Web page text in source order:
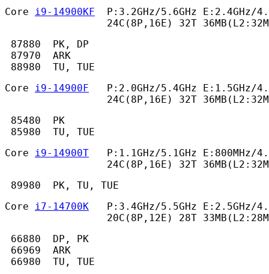
Core i9-14900KF
P:3.2GHz/5.6GHz E:2.4GHz/
24C(8P,16E) 32T
87880  PK, DP
87970  ARK
88980  TU, TUE
Core i9-14900F
P:2.0GHz/5.4GHz E:1.5GHz/
24C(8P,16E) 32T
85480  PK
85980  TU, TUE
Core i9-14900T
P:1.1GHz/5.1GHz E:800MHz/
24C(8P,16E) 32T
89980  PK, TU, TUE
Core i7-14700K
P:3.4GHz/5.5GHz E:2.5GHz/
20C(8P,12E) 28T
66880  DP, PK
66969  ARK
66980  TU, TUE